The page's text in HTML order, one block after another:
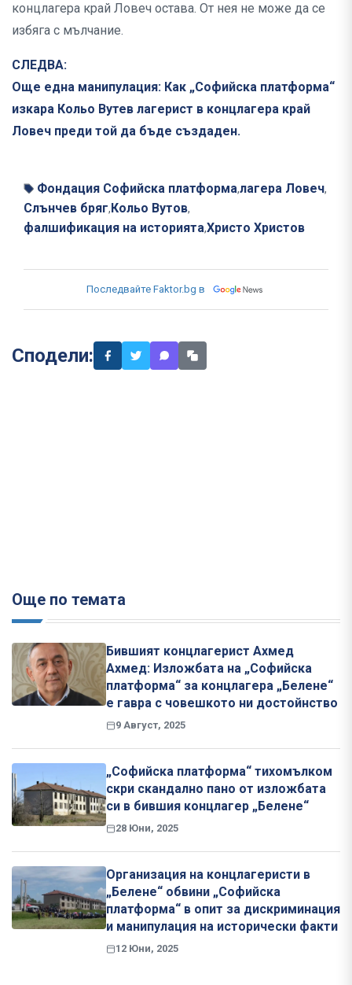
концлагера край Ловеч остава. От нея не може да се
избяга с мълчание.
СЛЕДВА:
Още една манипулация: Как „Софийска платформа“
изкара Кольо Вутев лагерист в концлагера край
Ловеч преди той да бъде създаден.
Фондация Софийска платформа,лагера Ловеч,
Слънчев бряг, Кольо Вутов,
фалшификация на историята,Христо Христов
Последвайте Faktor.bg в
Сподели:
Още по темата
Бившият концлагерист Ахмед
Ахмед: Изложбата на „Софийска
платформа“ за концлагера „Белене“
е гавра с човешкото ни достойнство
9 Август, 2025
„Софийска платформа“ тихомълком
скри скандално пано от изложбата
си в бившия концлагер „Белене“
28 Юни, 2025
Организация на концлагеристи в
„Белене“ обвини „Софийска
платформа“ в опит за дискриминация
и манипулация на исторически факти
12 Юни, 2025